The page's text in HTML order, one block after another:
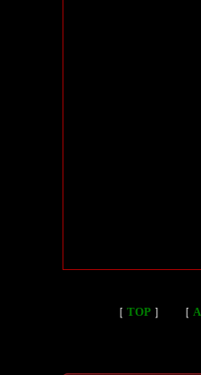
［ TOP］ ［